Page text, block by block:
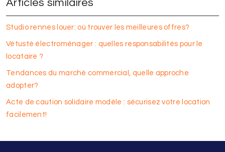
Articles similaires
Studio rennes louer: où trouver les meilleures offres?
Vétusté électroménager : quelles responsabilités pour le
locataire ?
Tendances du marché commercial, quelle approche
adopter?
Acte de caution solidaire modèle : sécurisez votre location
facilement!